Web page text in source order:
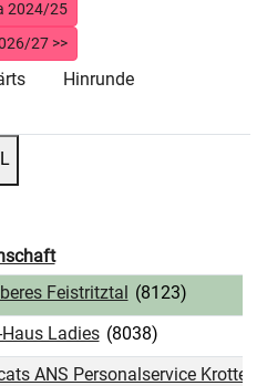
2024/25
27 >>
Hinrunde
Feistritztal (8123)
Ladies (8038)
ANS Personalservice